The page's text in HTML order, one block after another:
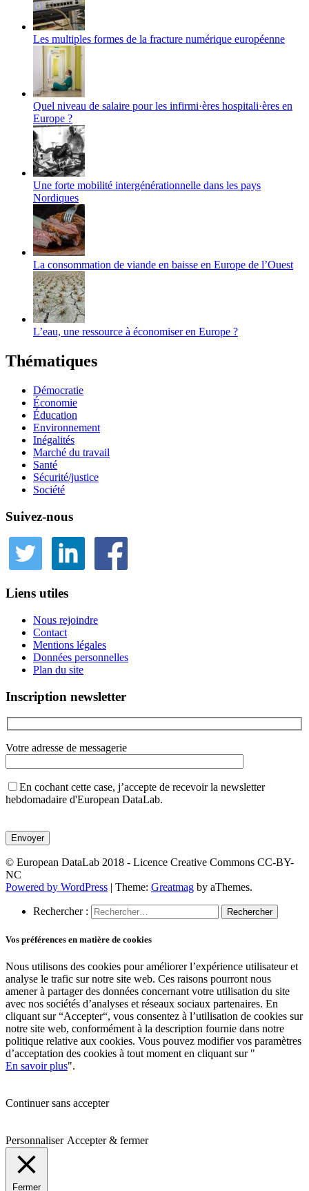
Les multiples formes de la fracture numérique européenne
Quel niveau de salaire pour les infirmi·ères hospitali·ères en
Europe ?
Une forte mobilité intergénérationnelle dans les pays
Nordiques
La consommation de viande en baisse en Europe de l’Ouest
L’eau, une ressource à économiser en Europe ?
Thématiques
Démocratie
Économie
Éducation
Environnement
Inégalités
Marché du travail
Santé
Sécurité/justice
Société
Suivez-nous
Liens utiles
Nous rejoindre
Contact
Mentions légales
Données personnelles
Plan du site
Inscription newsletter
Votre adresse de messagerie
En cochant cette case, j’accepte de recevoir la newsletter
hebdomadaire d'European DataLab.
laisser
ce
champ
vide.
© European DataLab 2018 - Licence Creative Commons CC-BY-
NC
Powered by WordPress | Theme: Greatmag by aThemes.
Rechercher :
Vos préférences en matière de cookies
Nous utilisons des cookies pour améliorer l’expérience utilisateur et
analyse le trafic sur notre site web. Ces raisons pourront nous
amener à partager des données concernant votre utilisation du site
avec nos sociétés d’analyses et réseaux sociaux partenaires. En
cliquant sur “Accepter“, vous consentez à l’utilisation de cookies sur
notre site web, conformément à la description fournie dans notre
politique relative aux cookies. Vous pouvez modifier vos paramètres
d’acceptation des cookies à tout moment en cliquant sur "
En savoir plus".
Continuer sans accepter
Personnaliser Accepter & fermer
Fermer